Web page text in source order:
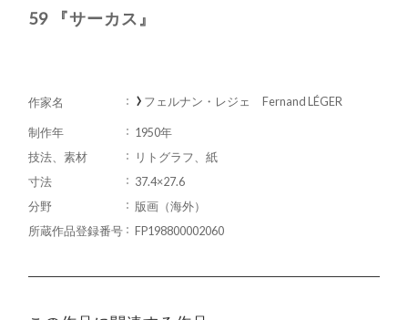
59 『サーカス』
作家名 フェルナン・レジェ Fernand LÉGER
制作年
1950年
技法、素材
リトグラフ、紙
寸法
37.4×27.6
分野
版画（海外）
所蔵作品登録番号
FP198800002060